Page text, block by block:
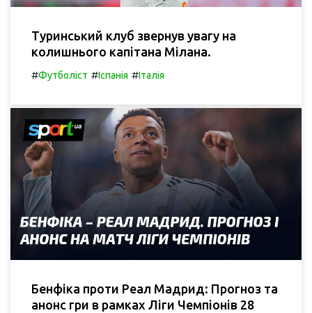
Туринський клуб звернув увагу на
колишнього капітана Мілана.
#Футболіст #Іспанія #Італія
Бенфіка проти Реал Мадрид: Прогноз та
анонс гри в рамках Ліги Чемпіонів 28